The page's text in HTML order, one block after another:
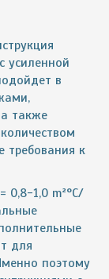
усиленной
в
также
требования к
0,8-1,0 m²°C/
для
поэтому